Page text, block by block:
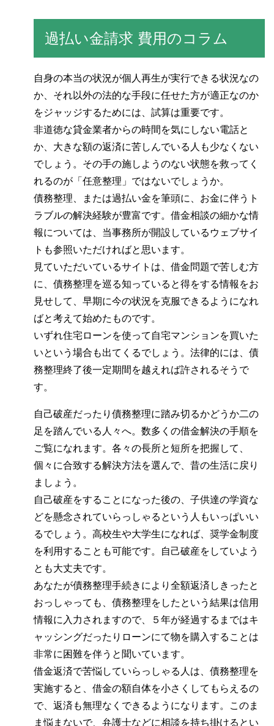
過払い金請求 費用のコラム
自身の本当の状況が個人再生が実行できる状況なの
か、それ以外の法的な手段に任せた方が適正なのか
をジャッジするためには、試算は重要です。
非道徳な貸金業者からの時間を気にしない電話と
か、大きな額の返済に苦しんでいる人も少なくない
でしょう。その手の施しようのない状態を救ってく
れるのが「任意整理」ではないでしょうか。
債務整理、または過払い金を筆頭に、お金に伴うト
ラブルの解決経験が豊富です。借金相談の細かな情
報については、当事務所が開設しているウェブサイ
トも参照いただければと思います。
見ていただいているサイトは、借金問題で苦しむ方
に、債務整理を巡る知っていると得をする情報をお
見せして、早期に今の状況を克服できるようになれ
ばと考えて始めたものです。
いずれ住宅ローンを使って自宅マンションを買いた
いという場合も出てくるでしょう。法律的には、債
務整理終了後一定期間を越えれば許されるそうで
す。
自己破産だったり債務整理に踏み切るかどうか二の
足を踏んでいる人々へ。数多くの借金解決の手順を
ご覧になれます。各々の長所と短所を把握して、
個々に合致する解決方法を選んで、昔の生活に戻り
ましょう。
自己破産をすることになった後の、子供達の学資な
どを懸念されていらっしゃるという人もいっぱいい
るでしょう。高校生や大学生になれば、奨学金制度
を利用することも可能です。自己破産をしていよう
とも大丈夫です。
あなたが債務整理手続きにより全額返済しきったと
おっしゃっても、債務整理をしたという結果は信用
情報に入力されますので、５年が経過するまではキ
ャッシングだったりローンにて物を購入することは
非常に困難を伴うと聞いています。
借金返済で苦悩していらっしゃる人は、債務整理を
実施すると、借金の額自体を小さくしてもらえるの
で、返済も無理なくできるようになります。このま
ま悩まないで、弁護士などに相談を持ち掛けるとい